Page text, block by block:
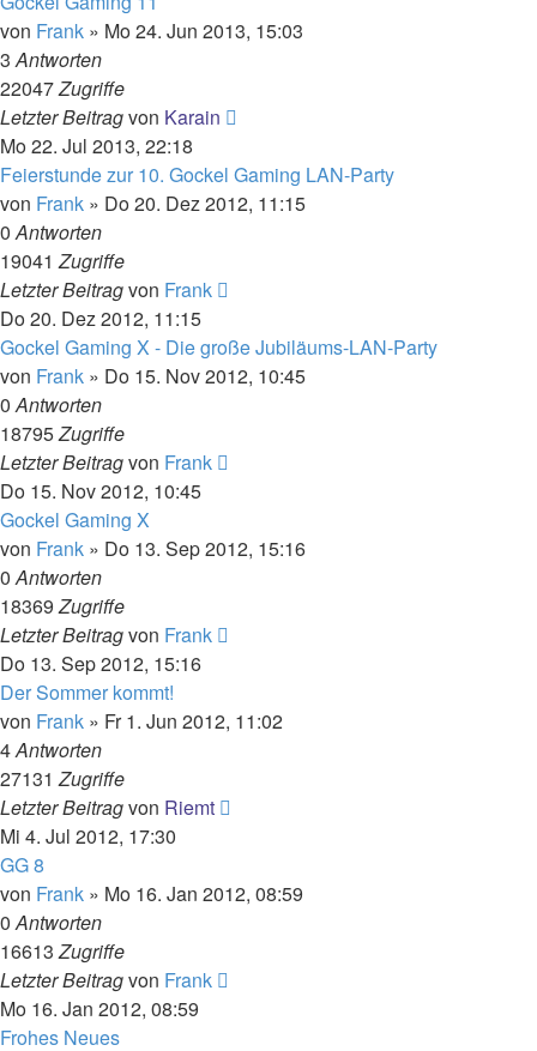
von Frank » Mo 24. Jun 2013, 15:03
3Antworten
22047Zugriffe
Letzter Beitragvon Karain
Mo 22. Jul 2013, 22:18
Feierstunde zur 10. Gockel Gaming LAN-Party
von Frank » Do 20. Dez 2012, 11:15
0Antworten
19041Zugriffe
Letzter Beitragvon Frank
Do 20. Dez 2012, 11:15
Gockel Gaming X - Die große Jubiläums-LAN-Party
von Frank » Do 15. Nov 2012, 10:45
0Antworten
18795Zugriffe
Letzter Beitragvon Frank
Do 15. Nov 2012, 10:45
Gockel Gaming X
von Frank » Do 13. Sep 2012, 15:16
0Antworten
18369Zugriffe
Letzter Beitragvon Frank
Do 13. Sep 2012, 15:16
Der Sommer kommt!
von Frank » Fr 1. Jun 2012, 11:02
4Antworten
27131Zugriffe
Letzter Beitragvon Riemt
Mi 4. Jul 2012, 17:30
GG 8
von Frank » Mo 16. Jan 2012, 08:59
0Antworten
16613Zugriffe
Letzter Beitragvon Frank
Mo 16. Jan 2012, 08:59
Frohes Neues